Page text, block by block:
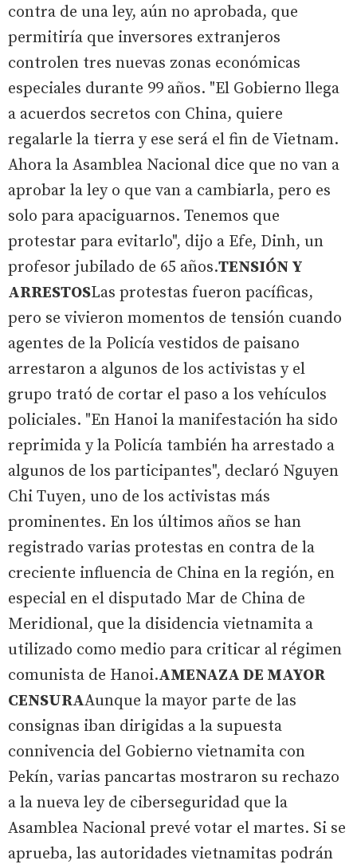
contra de una ley, aún no aprobada, que
permitiría que inversores extranjeros
controlen tres nuevas zonas económicas
especiales durante 99 años. "El Gobierno llega
a acuerdos secretos con China, quiere
regalarle la tierra y ese será el fin de Vietnam.
Ahora la Asamblea Nacional dice que no van a
aprobar la ley o que van a cambiarla, pero es
solo para apaciguarnos. Tenemos que
protestar para evitarlo", dijo a Efe, Dinh, un
profesor jubilado de 65 años.TENSIÓN Y
ARRESTOSLas protestas fueron pacíficas,
pero se vivieron momentos de tensión cuando
agentes de la Policía vestidos de paisano
arrestaron a algunos de los activistas y el
grupo trató de cortar el paso a los vehículos
policiales. "En Hanoi la manifestación ha sido
reprimida y la Policía también ha arrestado a
algunos de los participantes", declaró Nguyen
Chi Tuyen, uno de los activistas más
prominentes. En los últimos años se han
registrado varias protestas en contra de la
creciente influencia de China en la región, en
especial en el disputado Mar de China de
Meridional, que la disidencia vietnamita a
utilizado como medio para criticar al régimen
comunista de Hanoi.AMENAZA DE MAYOR
CENSURAAunque la mayor parte de las
consignas iban dirigidas a la supuesta
connivencia del Gobierno vietnamita con
Pekín, varias pancartas mostraron su rechazo
a la nueva ley de ciberseguridad que la
Asamblea Nacional prevé votar el martes. Si se
aprueba, las autoridades vietnamitas podrán